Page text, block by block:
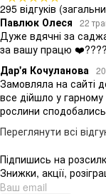
295 відгуків
Павлюк Олеся
22
Дуже вдячні за
за вашу працю ❤️????
Дар'я Кочуланова
Замовляла на сайті
все дійшло у
рослини
Переглянути всі
Підпишись на
Знижки, акції,